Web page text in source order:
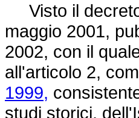
Visto il decreto
maggio 2001,
2002, con il
all'articolo 2,
1999,
studi storici,